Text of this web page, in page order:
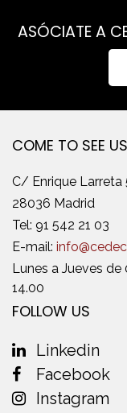
ASÓCIATE A
COME TO SEE US
C/ Enrique Larreta
28036 Madrid
Tel: 91 542 21 03
E-mail:
Lunes a Jueves
14.00
FOLLOW US
Linkedin
Facebook
Instagram